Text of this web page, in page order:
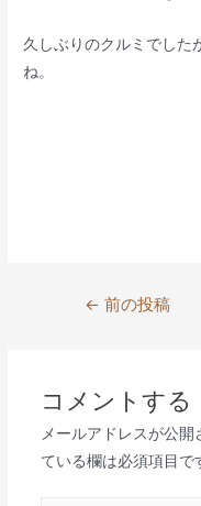
久しぶりのクルミでした
ね。
ゲ
ー
シ
← 前の投稿
コメントする
メールアドレスが公開
ている欄は必須項目で